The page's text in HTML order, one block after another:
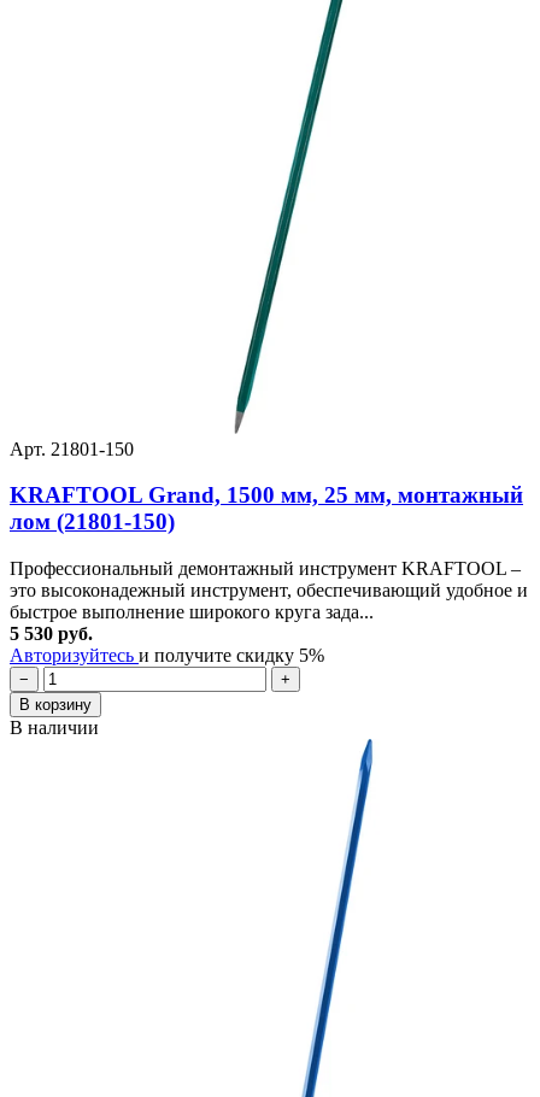
Арт. 21801-150
KRAFTOOL Grand, 1500 мм, 25 мм, монтажный
лом (21801-150)
Профессиональный демонтажный инструмент KRAFTOOL –
это высоконадежный инструмент, обеспечивающий удобное и
быстрое выполнение широкого круга зада...
5 530 руб.
Авторизуйтесь и получите скидку 5%
−
+
В корзину
В наличии